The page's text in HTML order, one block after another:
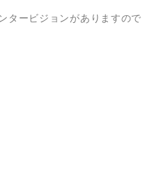
タービジョンがありますので